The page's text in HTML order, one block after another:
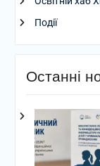
Події
Останні